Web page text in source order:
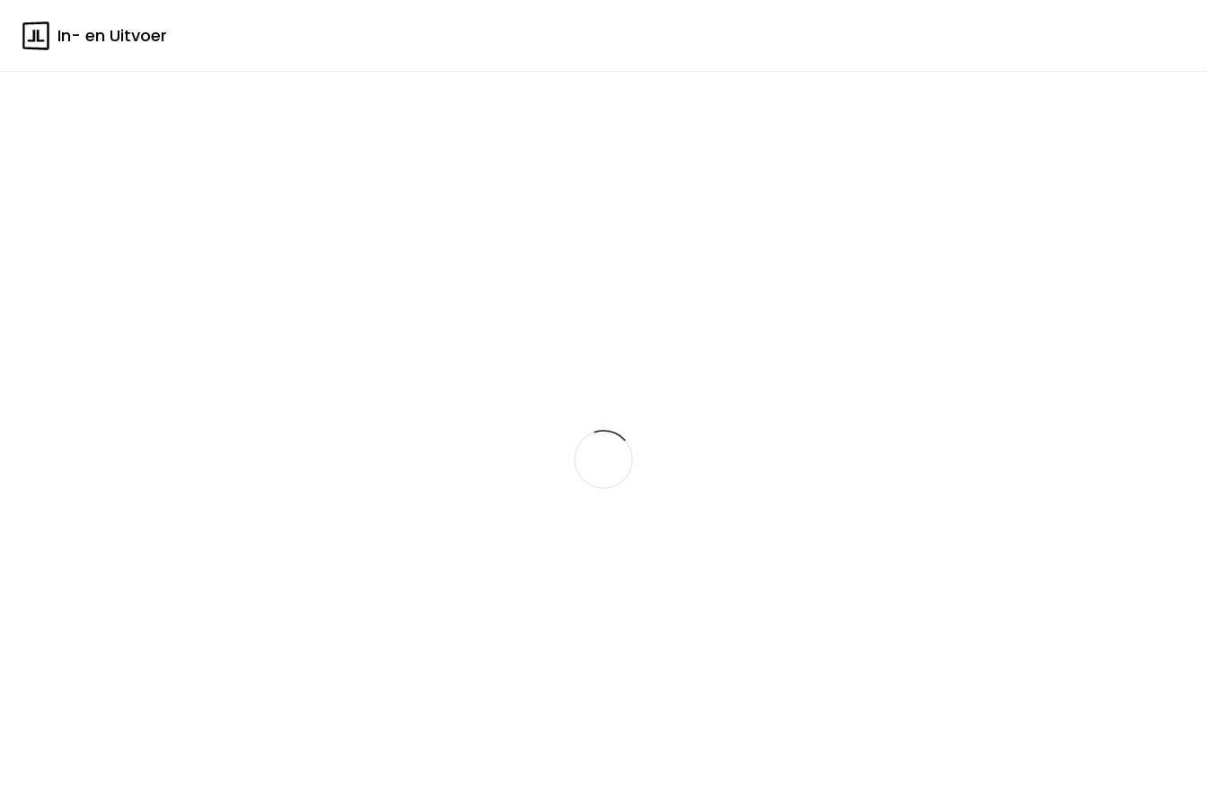
In- en Uitvoer